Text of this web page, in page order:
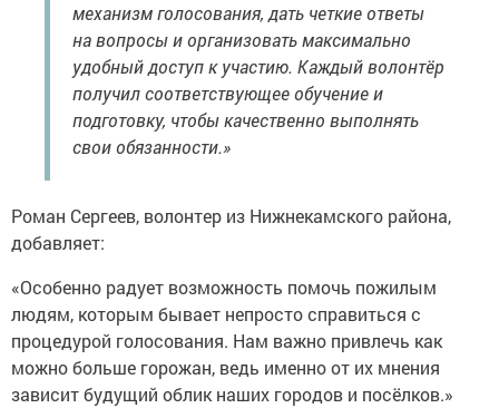
механизм голосования, дать четкие ответы
на вопросы и организовать максимально
удобный доступ к участию. Каждый волонтёр
получил соответствующее обучение и
подготовку, чтобы качественно выполнять
свои обязанности.»
Роман Сергеев, волонтер из Нижнекамского района,
добавляет:
«Особенно радует возможность помочь пожилым
людям, которым бывает непросто справиться с
процедурой голосования. Нам важно привлечь как
можно больше горожан, ведь именно от их мнения
зависит будущий облик наших городов и посёлков.»